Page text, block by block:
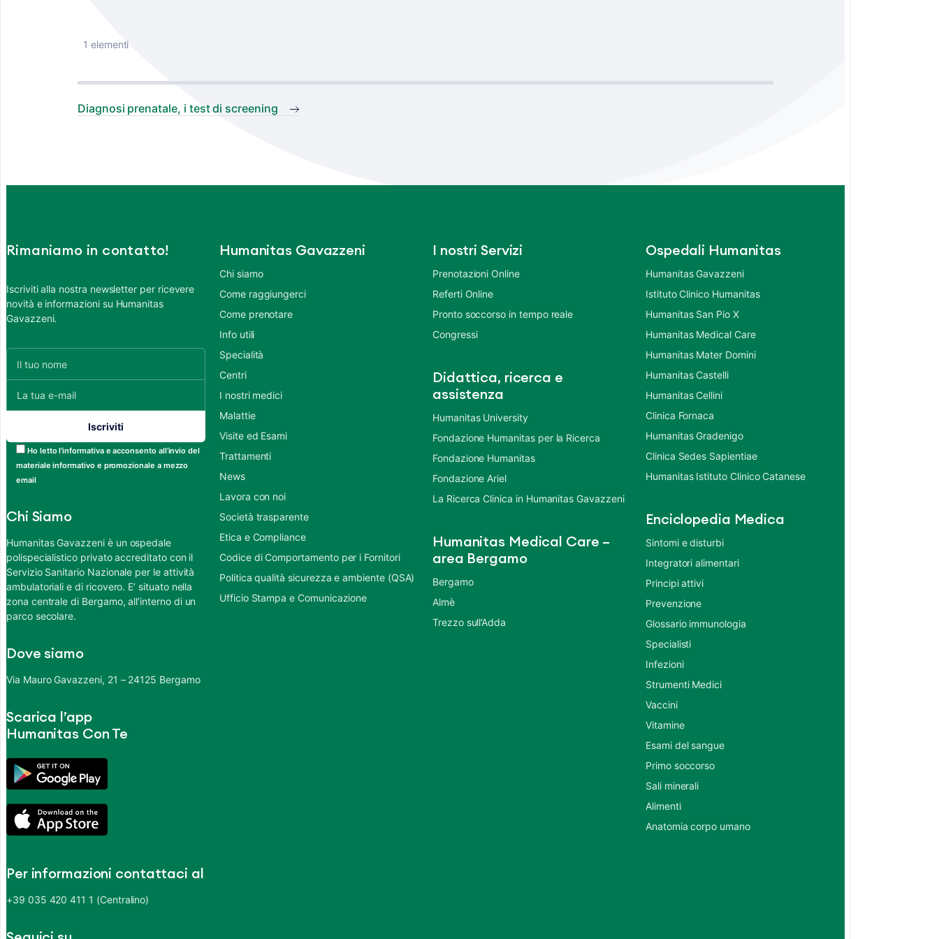
1 elementi
Diagnosi prenatale, i test di screening
Rimaniamo in contatto!
Iscriviti alla nostra newsletter per ricevere
novità e informazioni su Humanitas
Gavazzeni.
Ho letto l’informativa e acconsento all’invio del
materiale informativo e promozionale a mezzo
email
Chi Siamo
Humanitas Gavazzeni è un ospedale
polispecialistico privato accreditato con il
Servizio Sanitario Nazionale per le attività
ambulatoriali e di ricovero. E’ situato nella
zona centrale di Bergamo, all’interno di un
parco secolare.
Dove siamo
Via Mauro Gavazzeni, 21 – 24125 Bergamo
Scarica l’app
Humanitas Con Te
Per informazioni contattaci al
+39 035 420 411 1 (Centralino)
Humanitas Gavazzeni
Chi siamo
Come raggiungerci
Come prenotare
Info utili
Specialità
Centri
I nostri medici
Malattie
Visite ed Esami
Trattamenti
News
Lavora con noi
Società trasparente
Etica e Compliance
Codice di Comportamento per i Fornitori
Politica qualità sicurezza e ambiente (QSA)
Ufficio Stampa e Comunicazione
I nostri Servizi
Prenotazioni Online
Referti Online
Pronto soccorso in tempo reale
Congressi
Didattica, ricerca e
assistenza
Humanitas University
Fondazione Humanitas per la Ricerca
Fondazione Humanitas
Fondazione Ariel
La Ricerca Clinica in Humanitas Gavazzeni
Humanitas Medical Care –
area Bergamo
Bergamo
Almè
Trezzo sull’Adda
Ospedali Humanitas
Humanitas Gavazzeni
Istituto Clinico Humanitas
Humanitas San Pio X
Humanitas Medical Care
Humanitas Mater Domini
Humanitas Castelli
Humanitas Cellini
Clinica Fornaca
Humanitas Gradenigo
Clinica Sedes Sapientiae
Humanitas Istituto Clinico Catanese
Enciclopedia Medica
Sintomi e disturbi
Integratori alimentari
Principi attivi
Prevenzione
Glossario immunologia
Specialisti
Infezioni
Strumenti Medici
Vaccini
Vitamine
Esami del sangue
Primo soccorso
Sali minerali
Alimenti
Anatomia corpo umano